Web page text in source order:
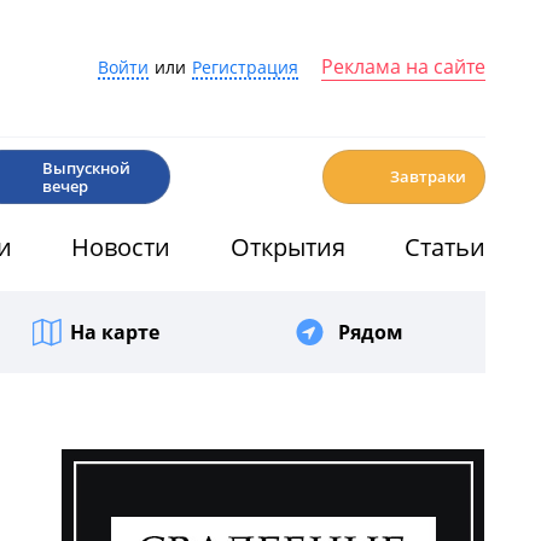
Войти или Регистрация Реклама на сайте
Выпускной
вечер
Завтраки
Новости Открытия Статьи
На карте Рядом